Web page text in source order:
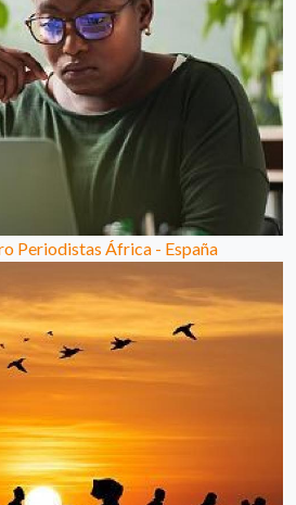
Periodistas África - España